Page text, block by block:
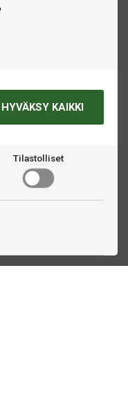
HYVÄKSY KAIKKI
Tilastolliset